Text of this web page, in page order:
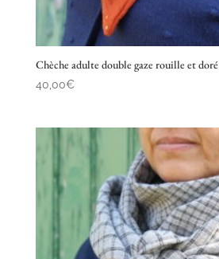
Chèche adulte double gaze rouille et doré
40,00€